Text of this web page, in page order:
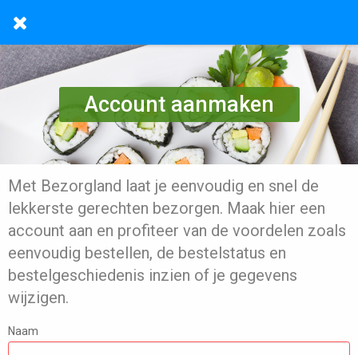
Account aanmaken
Met Bezorgland laat je eenvoudig en snel de
lekkerste gerechten bezorgen. Maak hier een
account aan en profiteer van de voordelen zoals
eenvoudig bestellen, de bestelstatus en
bestelgeschiedenis inzien of je gegevens
wijzigen.
Naam